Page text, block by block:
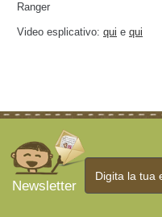
Ranger
Video esplicativo: qui e qui
Newsletter